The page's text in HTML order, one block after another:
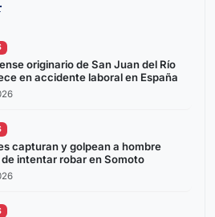
originario de San Juan del Río
en accidente laboral en España
capturan y golpean a hombre
intentar robar en Somoto